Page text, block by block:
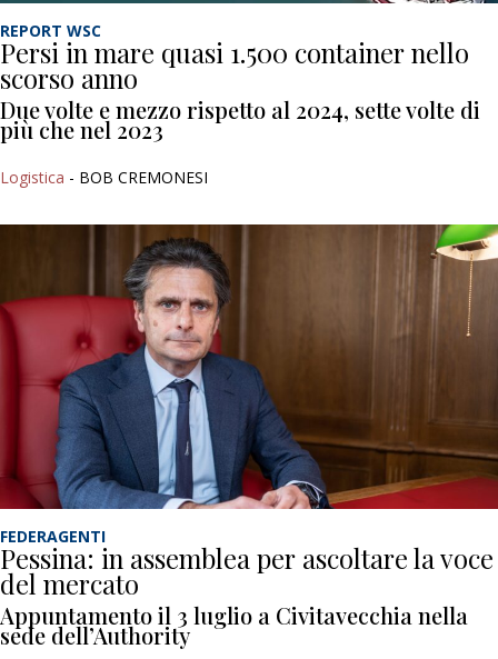
REPORT WSC
Persi in mare quasi 1.500 container nello
scorso anno
Due volte e mezzo rispetto al 2024, sette volte di
più che nel 2023
Logistica - BOB CREMONESI
FEDERAGENTI
Pessina: in assemblea per ascoltare la voce
del mercato
Appuntamento il 3 luglio a Civitavecchia nella
sede dell’Authority